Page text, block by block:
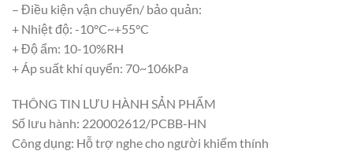
– Điều kiện vận chuyển/ bảo quản:
+ Nhiệt độ: -10°C~+55°C
+ Độ ẩm: 10-10%RH
+ Áp suất khí quyển: 70~106kPa
THÔNG TIN LƯU HÀNH SẢN PHẨM
Số lưu hành: 220002612/PCBB-HN
Công dụng: Hỗ trợ nghe cho người khiếm thính